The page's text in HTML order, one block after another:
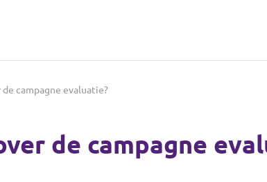
de gemeenten
de campagne evaluatie?
de campagne